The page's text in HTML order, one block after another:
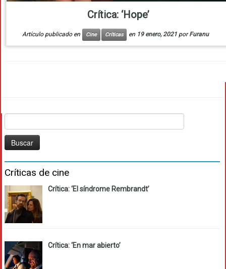
Crítica: ‘Hope’
Artículo publicado en Cine Críticas en 19 enero, 2021 porFuranu
Críticas de cine
Crítica: ‘El síndrome Rembrandt’
Crítica: ‘En mar abierto’